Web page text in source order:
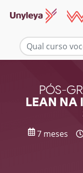
PÓS-
LEAN NA
7 meses